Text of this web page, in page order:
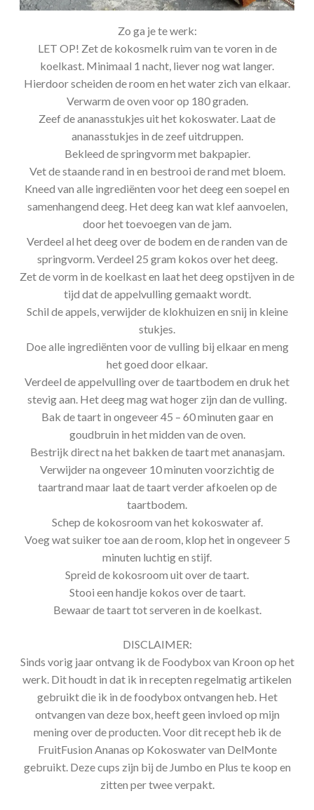
Zo ga je te werk:
LET OP! Zet de kokosmelk ruim van te voren in de
koelkast. Minimaal 1 nacht, liever nog wat langer.
Hierdoor scheiden de room en het water zich van elkaar.
Verwarm de oven voor op 180 graden.
Zeef de ananasstukjes uit het kokoswater. Laat de
ananasstukjes in de zeef uitdruppen.
Bekleed de springvorm met bakpapier.
Vet de staande rand in en bestrooi de rand met bloem.
Kneed van alle ingrediënten voor het deeg een soepel en
samenhangend deeg. Het deeg kan wat klef aanvoelen,
door het toevoegen van de jam.
Verdeel al het deeg over de bodem en de randen van de
springvorm. Verdeel 25 gram kokos over het deeg.
Zet de vorm in de koelkast en laat het deeg opstijven in de
tijd dat de appelvulling gemaakt wordt.
Schil de appels, verwijder de klokhuizen en snij in kleine
stukjes.
Doe alle ingrediënten voor de vulling bij elkaar en meng
het goed door elkaar.
Verdeel de appelvulling over de taartbodem en druk het
stevig aan. Het deeg mag wat hoger zijn dan de vulling.
Bak de taart in ongeveer 45 – 60 minuten gaar en
goudbruin in het midden van de oven.
Bestrijk direct na het bakken de taart met ananasjam.
Verwijder na ongeveer 10 minuten voorzichtig de
taartrand maar laat de taart verder afkoelen op de
taartbodem.
Schep de kokosroom van het kokoswater af.
Voeg wat suiker toe aan de room, klop het in ongeveer 5
minuten luchtig en stijf.
Spreid de kokosroom uit over de taart.
Stooi een handje kokos over de taart.
Bewaar de taart tot serveren in de koelkast.
DISCLAIMER:
Sinds vorig jaar ontvang ik de Foodybox van Kroon op het
werk. Dit houdt in dat ik in recepten regelmatig artikelen
gebruikt die ik in de foodybox ontvangen heb. Het
ontvangen van deze box, heeft geen invloed op mijn
mening over de producten. Voor dit recept heb ik de
FruitFusion Ananas op Kokoswater van DelMonte
gebruikt. Deze cups zijn bij de Jumbo en Plus te koop en
zitten per twee verpakt.